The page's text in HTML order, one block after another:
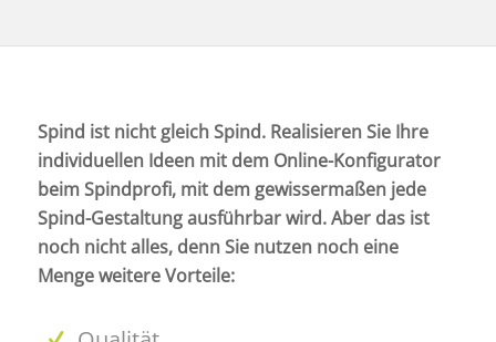
Spind ist nicht gleich Spind. Realisieren Sie Ihre
individuellen Ideen mit dem Online-Konfigurator
beim Spindprofi, mit dem gewissermaßen jede
Spind-Gestaltung ausführbar wird. Aber das ist
noch nicht alles, denn Sie nutzen noch eine
Menge weitere Vorteile: